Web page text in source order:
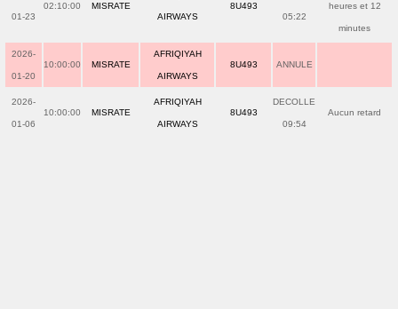
01-23
02:10:00 MISRATE
AIRWAYS
8U493
05:22
heures et 12
minutes
2026-
01-20
10:00:00 MISRATE
AFRIQIYAH
AIRWAYS
8U493 ANNULE
2026-
01-06
10:00:00 MISRATE
AFRIQIYAH
AIRWAYS
8U493
DECOLLE
09:54
Aucun retard